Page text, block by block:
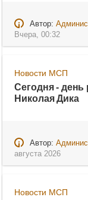
Автор:
Вчера, 00:32
Новости МСП
Сегодня - день
Николая Дика
Автор:
августа 2026
Новости МСП